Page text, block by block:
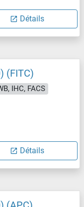
Détails
(FITC)
IHC, FACS
Détails